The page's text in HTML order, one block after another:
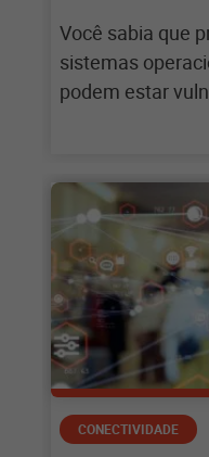
Você sabia que
sistemas
podem estar
CONECTIVIDADE